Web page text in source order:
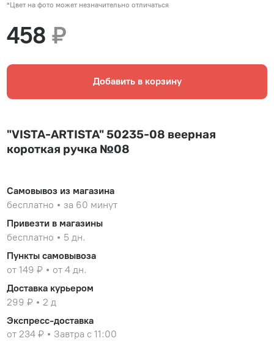
*Цвет на фото может незначительно отличаться
458₽
Добавить в корзину
"VISTA-ARTISTA" 50235-08 веерная
короткая ручка №08
Самовывоз из магазина
бесплатно
за 60 минут
Привезти в магазины
бесплатно
5 дн.
Пункты самовывоза
от 149 ₽
от 4 дн.
Доставка курьером
299 ₽
2 д
Экспресс-доставка
от 234 ₽
Завтра с 11:00